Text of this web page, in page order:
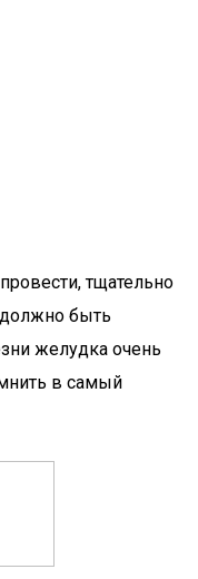
тщательно
быть
желудка очень
в самый